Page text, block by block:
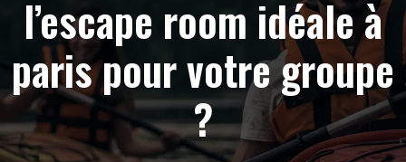
l’escape room idéale à
paris pour votre groupe
?